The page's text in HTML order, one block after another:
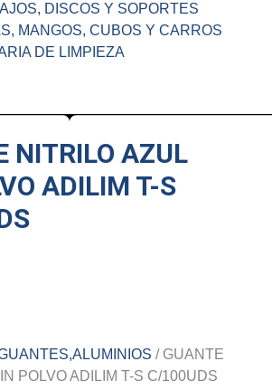
DISCOS Y SOPORTES
MANGOS, CUBOS Y CARROS
DE LIMPIEZA
NITRILO AZUL
ADILIM T-S
/ GUANTE
POLVO ADILIM T-S C/100UDS